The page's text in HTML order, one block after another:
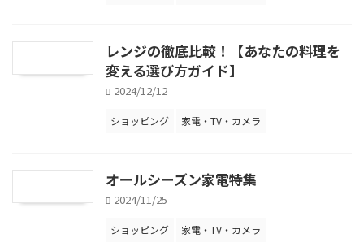
レンジの徹底比較！【あなたの料理を
変える選び方ガイド】
2024/12/12
ショッピング 家電・TV・カメラ
オールシーズン家電特集
2024/11/25
ショッピング 家電・TV・カメラ